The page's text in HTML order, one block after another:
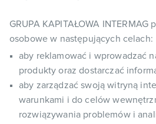
GRUPA KAPITAŁOWA INTERMAG
osobowe w następujących celach:
aby reklamować i wprowadzać
produkty oraz dostarczać
aby zarządzać swoją witryną
warunkami i do celów
rozwiązywania problemów i